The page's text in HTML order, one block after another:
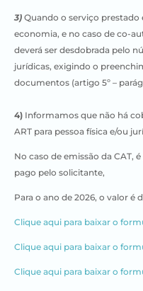
3) Quando o serviço prestado
economia, e no caso de co-
deverá ser desdobrada pelo
jurídicas, exigindo o
documentos (artigo 5º –
4) Informamos que não há
ART para pessoa física e/ou
No caso de emissão da CAT,
pago pelo solicitante,
Para o ano de 2026, o valor é
Clique aqui para baixar o
Clique aqui para baixar o
Clique aqui para baixar o